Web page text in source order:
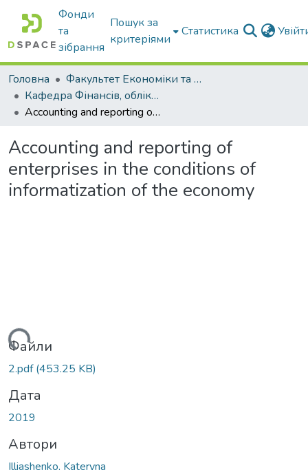
Фонди
та
зібрання
Пошук за
критеріями
Статистика
Головна
Факультет Економіки та бізнесу
Кафедра Фінансів, обліку і оподаткування
Accounting and reporting of enterprises in the conditions of informatization of the economy
Accounting and reporting of
enterprises in the conditions of
informatization of the economy
Файли
2.pdf(453.25 KB)
Дата
2019
Автори
Illiashenko, Kateryna